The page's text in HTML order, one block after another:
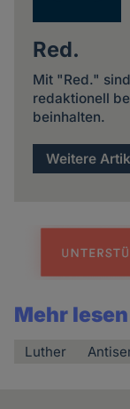
Red.
Mit "Red."
redaktionell
beinhalten.
Weitere
Mehr
Luther